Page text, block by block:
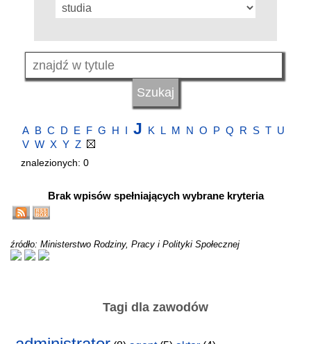
A B C D E F G H I J K L M N O P Q R S T U
V W X Y Z
znalezionych: 0
Brak wpisów spełniających wybrane kryteria
źródło: Ministerstwo Rodziny, Pracy i Polityki Społecznej
Tagi dla zawodów